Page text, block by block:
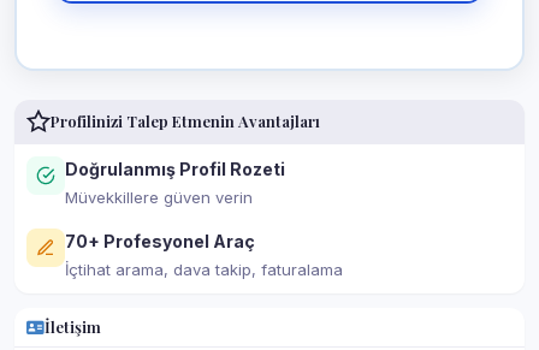
Profilinizi Talep Etmenin Avantajları
Doğrulanmış Profil Rozeti
Müvekkillere güven verin
70+ Profesyonel Araç
İçtihat arama, dava takip, faturalama
İletişim